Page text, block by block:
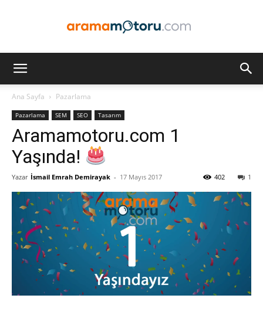
Optimizasyonu
ve
Pazarlaması
Ana Sayfa Pazarlama
Pazarlama SEM SEO Tasarım
Aramamotoru.com 1
Yaşında!
Yazar İsmail Emrah Demirayak - 17 Mayıs 2017 1
402